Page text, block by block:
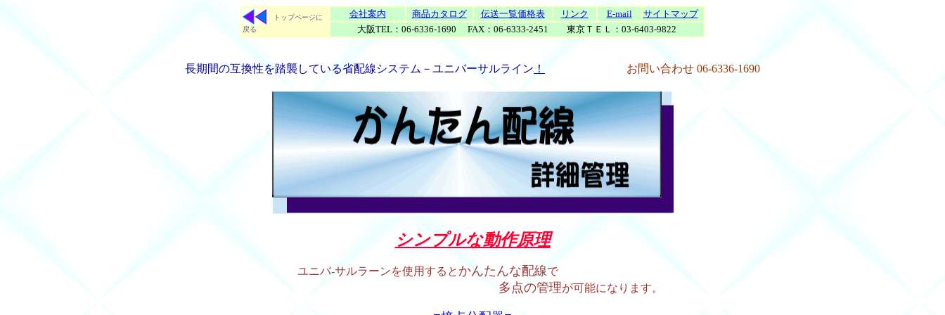
トップページに
戻る
会社案内 商品カタログ 伝送一覧価格表 リンク E-mail
サイトマップ
大阪TEL：06-6336-1690 FAX：06-6333-2451 東京ＴＥＬ：03-6403-9822
長期間の互換性を踏襲している省配線システム－ユニバーサルライン ！ お問い合わせ 06-6336-1690
シンプルな動作原理
ユニバ-サルラーンを使用すると かんたんな配線で
多点の管理が可能になります。